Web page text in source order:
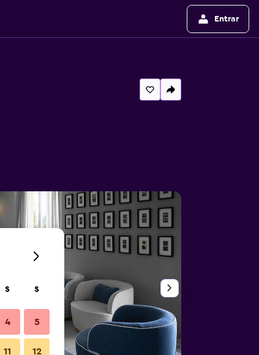
Entrar
S S
4 5
11 12